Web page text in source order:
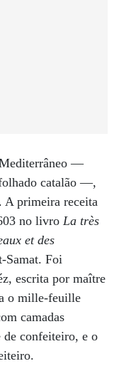
Mediterrâneo —
catalão —,
A primeira receita
no livro La très
et des
Samat. Foi
escrita por maître
o mille-feuille
camadas
de confeiteiro, e o